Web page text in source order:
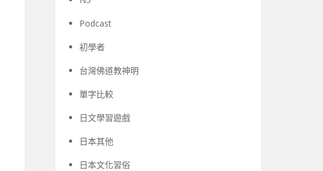
Podcast
初學者
台灣佛道教神明
單字比較
日文學習遊戲
日本其他
日本文化習俗